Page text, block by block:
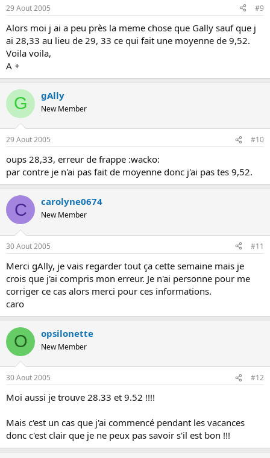
29 Aout 2005 #9
Alors moi j ai a peu près la meme chose que Gally sauf que j
ai 28,33 au lieu de 29, 33 ce qui fait une moyenne de 9,52.
Voila voila,
A +
G gAlly
New Member
29 Aout 2005 #10
oups 28,33, erreur de frappe :wacko:
par contre je n'ai pas fait de moyenne donc j'ai pas tes 9,52.
C carolyne0674
New Member
30 Aout 2005 #11
Merci gAlly, je vais regarder tout ça cette semaine mais je
crois que j'ai compris mon erreur. Je n'ai personne pour me
corriger ce cas alors merci pour ces informations.
caro
O opsilonette
New Member
30 Aout 2005 #12
Moi aussi je trouve 28.33 et 9.52 !!!!
Mais c'est un cas que j'ai commencé pendant les vacances
donc c'est clair que je ne peux pas savoir s'il est bon !!!